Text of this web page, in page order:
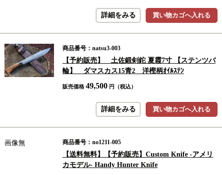
買い物カゴへ入れる
詳細をみる
商品番号：natsu3-003
【予約販売】 土佐鍛剣鉈 夏霞7寸 【ステンツバ
輪】 ダマスカス15青2 洋樫柄ｵｲﾙｽﾃﾝ
販売価格 49,500 円（税込）
買い物カゴへ入れる
詳細をみる
画像無 商品番号：no1211-005
【送料無料】【予約販売】Custom Knife -アメリ
カモデル- Handy Hunter Knife